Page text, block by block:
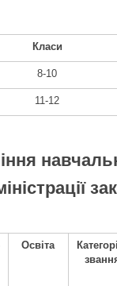
Класи
8-10
11-12
Освіта